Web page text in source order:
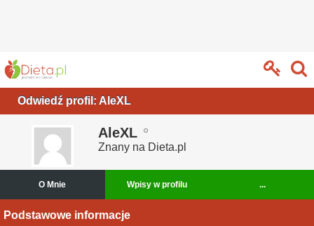
Odwiedź profil: AleXL
AleXL
Znany na Dieta.pl
O Mnie Wpisy w profilu ...
Podstawowe informacje